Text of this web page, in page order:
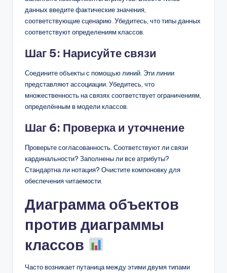
данных введите фактические значения,
соответствующие сценарию. Убедитесь, что типы данных
соответствуют определениям классов.
Шаг 5: Нарисуйте связи
Соедините объекты с помощью линий. Эти линии
представляют ассоциации. Убедитесь, что
множественность на связях соответствует ограничениям,
определённым в модели классов.
Шаг 6: Проверка и уточнение
Проверьте согласованность. Соответствуют ли связи
кардинальности? Заполнены ли все атрибуты?
Стандартна ли нотация? Очистите компоновку для
обеспечения читаемости.
Диаграмма объектов
против диаграммы
классов
Часто возникает путаница между этими двумя типами